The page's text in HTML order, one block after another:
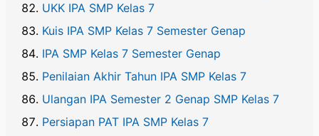
UKK IPA SMP Kelas 7
Kuis IPA SMP Kelas 7 Semester Genap
IPA SMP Kelas 7 Semester Genap
Penilaian Akhir Tahun IPA SMP Kelas 7
Ulangan IPA Semester 2 Genap SMP Kelas 7
Persiapan PAT IPA SMP Kelas 7